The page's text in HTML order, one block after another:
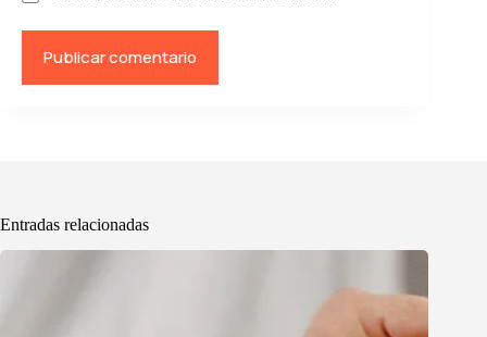
Publicar comentario
Entradas relacionadas